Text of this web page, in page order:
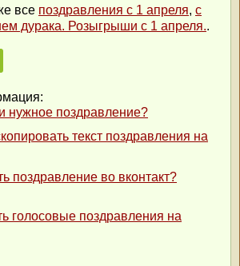
все поздравления с 1 апреля, с
дурака. Розыгрыши с 1 апреля..
нужное поздравление?
текст поздравления на
поздравление во вконтакт?
голосовые поздравления на